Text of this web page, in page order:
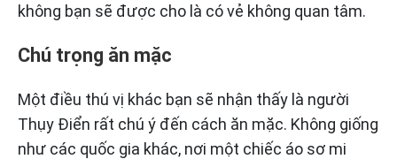
không bạn sẽ được cho là có vẻ không quan tâm.
Chú trọng ăn mặc
Một điều thú vị khác bạn sẽ nhận thấy là người
Thụy Điển rất chú ý đến cách ăn mặc. Không giống
như các quốc gia khác, nơi một chiếc áo sơ mi